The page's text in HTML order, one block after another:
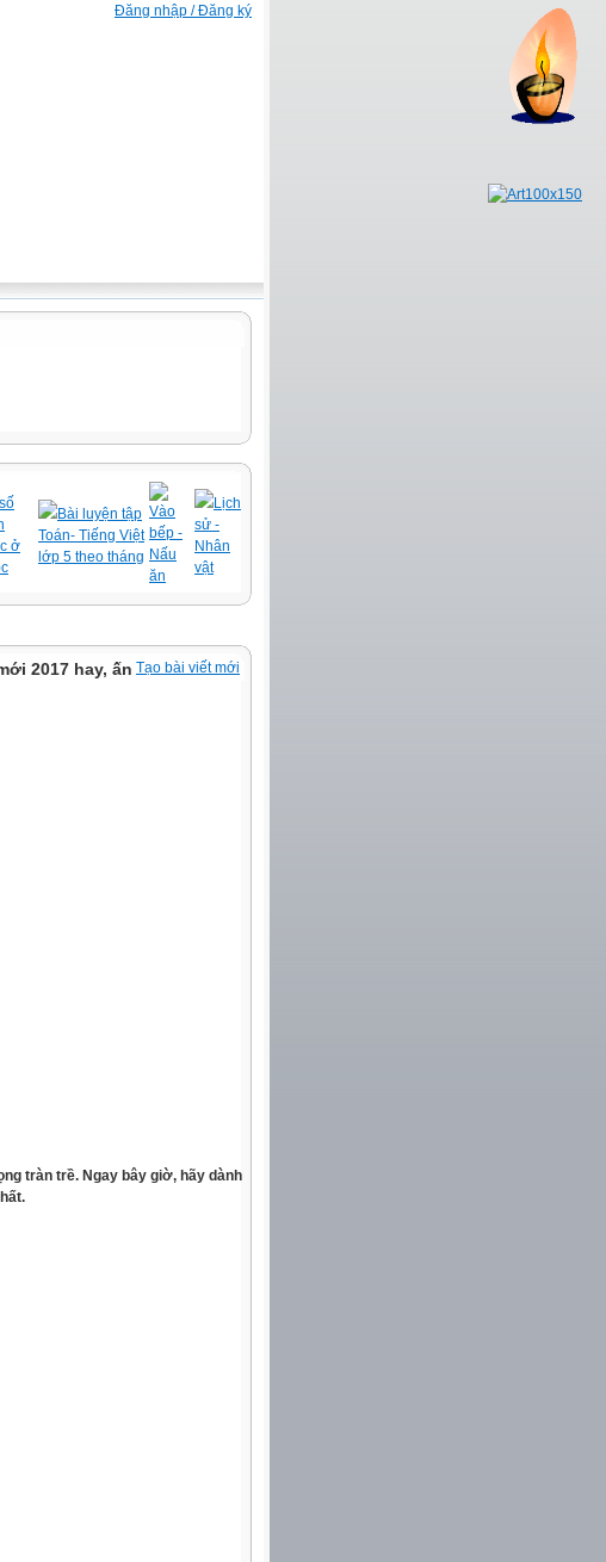
Đăng nhập / Đăng ký
ở
Bài luyện tập
Toán- Tiếng Việt
lớp 5 theo tháng
Vào
bếp -
Nấu
ăn
Lịch
sử -
Nhân
vật
Tạo bài viết mới
2017 hay, ấn
tràn trề. Ngay bây giờ, hãy dành